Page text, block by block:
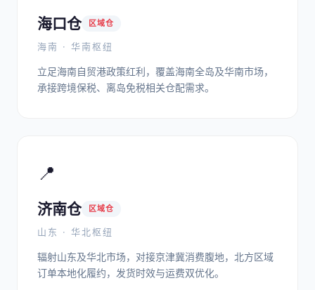
海口仓 区域仓
海南 · 华南枢纽
立足海南自贸港政策红利，覆盖海南全岛及华南市场，
承接跨境保税、离岛免税相关仓配需求。
📍
济南仓 区域仓
山东 · 华北枢纽
辐射山东及华北市场，对接京津冀消费腹地，北方区域
订单本地化履约，发货时效与运费双优化。